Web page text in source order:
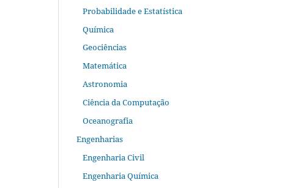
Probabilidade e Estatística
Química
Geociências
Matemática
Astronomia
Ciência da Computação
Oceanografia
Engenharias
Engenharia Civil
Engenharia Química